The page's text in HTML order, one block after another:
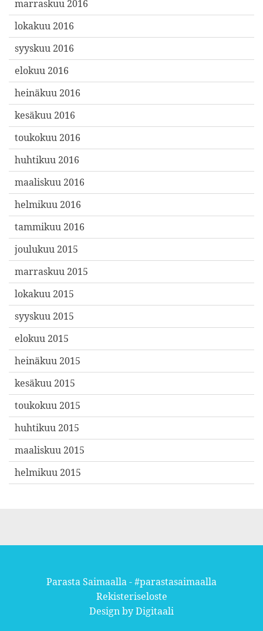
marraskuu 2016
lokakuu 2016
syyskuu 2016
elokuu 2016
heinäkuu 2016
kesäkuu 2016
toukokuu 2016
huhtikuu 2016
maaliskuu 2016
helmikuu 2016
tammikuu 2016
joulukuu 2015
marraskuu 2015
lokakuu 2015
syyskuu 2015
elokuu 2015
heinäkuu 2015
kesäkuu 2015
toukokuu 2015
huhtikuu 2015
maaliskuu 2015
helmikuu 2015
Parasta Saimaalla - #parastasaimaalla
Rekisteriseloste
Design byDigitaali